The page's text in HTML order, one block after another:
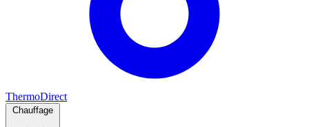
ThermoDirect